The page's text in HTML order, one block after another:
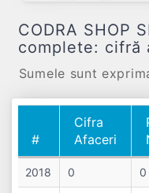
CODRA SHOP
complete: cifră
Sumele sunt
#
Cifra
Afaceri
#
Afaceri
2018 0 0